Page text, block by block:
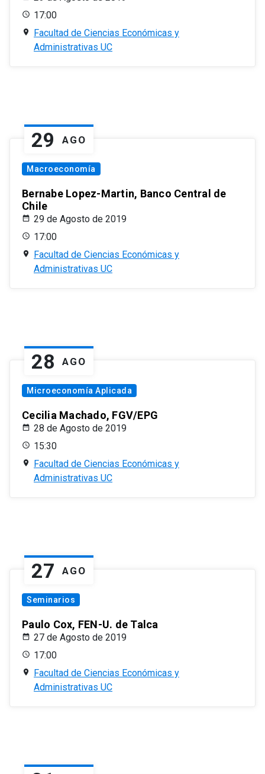
17:00
Facultad de Ciencias Económicas y
Administrativas UC
29 AGO
Macroeconomía
Bernabe Lopez-Martin, Banco Central de
Chile
29 de Agosto de 2019
17:00
Facultad de Ciencias Económicas y
Administrativas UC
28 AGO
Microeconomía Aplicada
Cecilia Machado, FGV/EPG
28 de Agosto de 2019
15:30
Facultad de Ciencias Económicas y
Administrativas UC
27 AGO
Seminarios
Paulo Cox, FEN-U. de Talca
27 de Agosto de 2019
17:00
Facultad de Ciencias Económicas y
Administrativas UC